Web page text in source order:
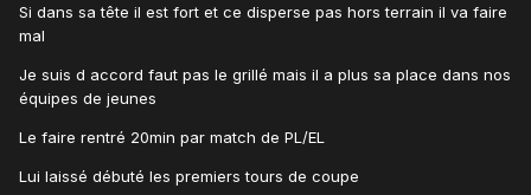
Si dans sa tête il est fort et ce disperse pas hors terrain il va faire
mal
Je suis d accord faut pas le grillé mais il a plus sa place dans nos
équipes de jeunes
Le faire rentré 20min par match de PL/EL
Lui laissé débuté les premiers tours de coupe